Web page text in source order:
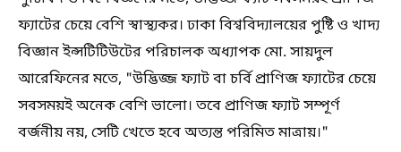
ফ্যাটের চেয়ে বেশি স্বাস্থ্যকর। ঢাকা বিশ্ববিদ্যালয়ের পুষ্টি ও খাদ্য
বিজ্ঞান ইন্সটিটিউটের পরিচালক অধ্যাপক মো. সায়দুল
আরেফিনের মতে, "উদ্ভিজ্জ ফ্যাট বা চর্বি প্রাণিজ ফ্যাটের চেয়ে
সবসময়ই অনেক বেশি ভালো। তবে প্রাণিজ ফ্যাট সম্পূর্ণ
বর্জনীয় নয়, সেটি খেতে হবে অত্যন্ত পরিমিত মাত্রায়।"